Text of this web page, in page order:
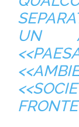
UN